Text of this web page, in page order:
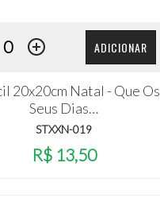
ADICIONAR
20x20cm Natal - Que Os
Seus Dias…
STXXN-019
R$ 13,50